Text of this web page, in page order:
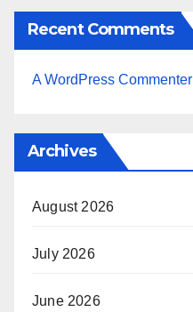
Recent Comments
A WordPress Commenter
Archives
August 2026
July 2026
June 2026